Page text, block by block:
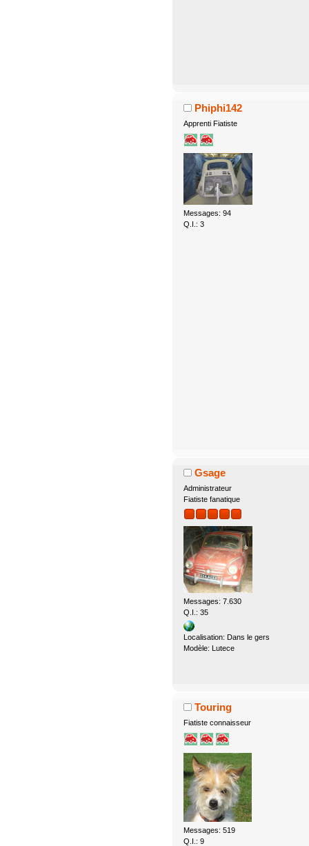
Phiphi142
Apprenti Fiatiste
Messages: 94
Q.I.: 3
Gsage
Administrateur
Fiatiste fanatique
Messages: 7.630
Q.I.: 35
Localisation: Dans le gers
Modèle: Lutece
Touring
Fiatiste connaisseur
Messages: 519
Q.I.: 9